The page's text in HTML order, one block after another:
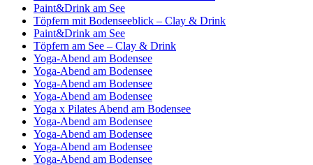
Paint&Drink am See
Töpfern mit Bodenseeblick – Clay & Drink
Paint&Drink am See
Töpfern am See – Clay & Drink
Yoga-Abend am Bodensee
Yoga-Abend am Bodensee
Yoga-Abend am Bodensee
Yoga-Abend am Bodensee
Yoga x Pilates Abend am Bodensee
Yoga-Abend am Bodensee
Yoga-Abend am Bodensee
Yoga-Abend am Bodensee
Yoga-Abend am Bodensee